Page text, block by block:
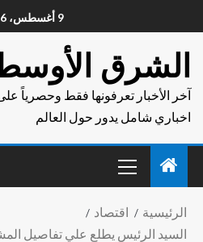
9 أغسطس، 2026
الشرق
آخر الأخبار تعرفونها فقط وحصرياً
اخباري شامل يدور حول العالم
الرئيسية
اقتصاد
السيد الرئيس يطلع علي تفاصيل